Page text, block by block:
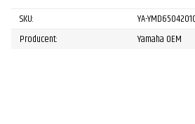
SKU:
YA-
Producent:
Yamaha OEM